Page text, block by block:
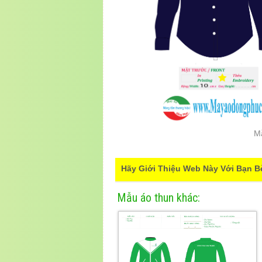
Hãy Giới Thiệu Web Này Với Bạn
Mẫu áo thun khác: